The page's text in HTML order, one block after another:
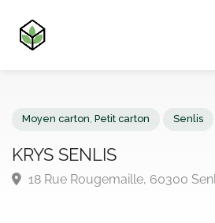
KRYS SENLIS